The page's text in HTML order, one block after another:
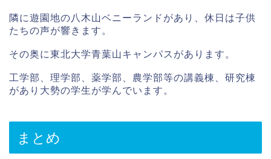
隣に遊園地の八木山ベニーランドがあり、休日は子供
たちの声が響きます。
その奥に東北大学青葉山キャンパスがあります。
工学部、理学部、薬学部、農学部等の講義棟、研究棟
があり大勢の学生が学んでいます。
まとめ